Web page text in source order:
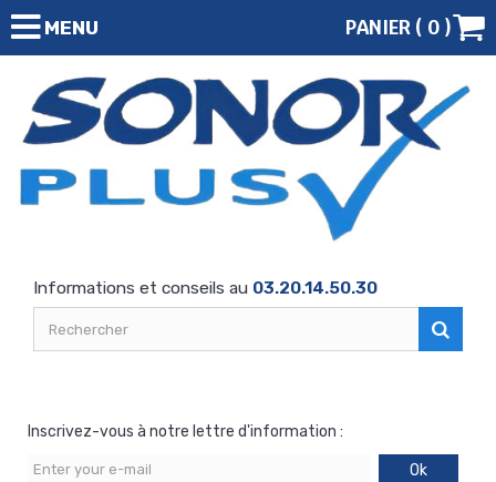
MENU PANIER ( 0 )
Informations et conseils au 03.20.14.50.30
Inscrivez-vous à notre lettre d'information :
Ok